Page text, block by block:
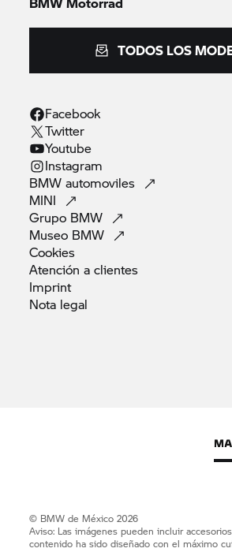
TODOS LOS
Facebook
Twitter
Youtube
Instagram
BMWautomoviles
MINI
Grupo BMW
Museo BMW
Cookies
Atención aclientes
Imprint
Nota legal
© BMW de México 2026
Aviso: Las imágenes pueden incluir
contenido ha sido diseñado con el máximo